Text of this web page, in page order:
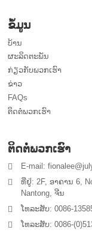
ຂໍ້ມູນ
ບ້ານ
ຜະລິດຕະພັນ
ກ່ຽວກັບພວກເຮົາ
ຂ່າວ
FAQs
ຕິດຕໍ່ພວກເຮົາ
ຕິດຕໍ່ພວກເຮົາ
E-mail:
ທີ່ຢູ່: 2F, ອາຄານ 6,
Nantong, ຈີນ
ໂທລະສັບ: 0086-
ໂທລະສັບ: 0086-